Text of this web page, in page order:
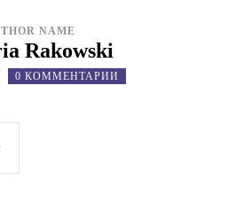
NAME
Rakowski
0 КОММЕНТАРИИ